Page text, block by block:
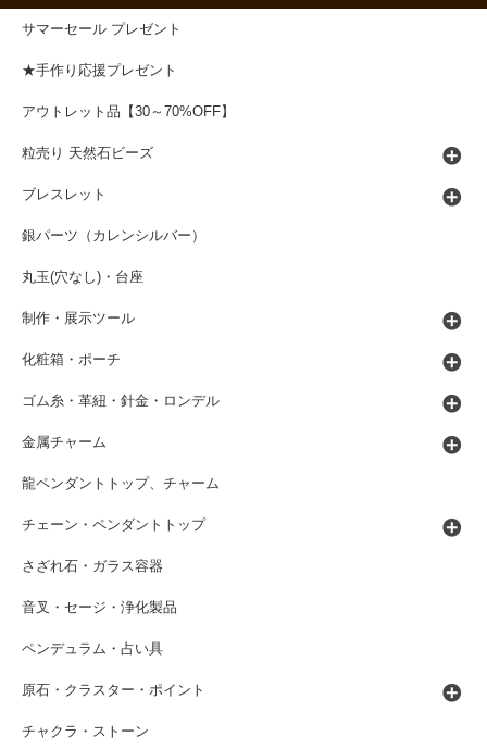
サマーセール プレゼント
★手作り応援プレゼント
アウトレット品【30～70%OFF】
粒売り 天然石ビーズ
ブレスレット
銀パーツ（カレンシルバー）
丸玉(穴なし)・台座
制作・展示ツール
化粧箱・ポーチ
ゴム糸・革紐・針金・ロンデル
金属チャーム
龍ペンダントトップ、チャーム
チェーン・ペンダントトップ
さざれ石・ガラス容器
音叉・セージ・浄化製品
ペンデュラム・占い具
原石・クラスター・ポイント
チャクラ・ストーン